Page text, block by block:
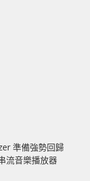
準備強勢回歸
流音樂播放器